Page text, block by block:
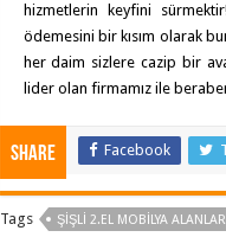
hizmetlerin keyfini
ödemesini bir kısım olarak
her daim sizlere cazip bir
lider olan firmamız ile
Share Facebook
Tags ŞIŞLI 2.EL MOBILYA ALANLAR